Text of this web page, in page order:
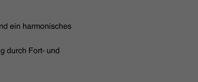
ein harmonisches
durch Fort- und